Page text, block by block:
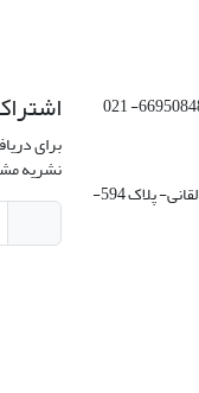
خیابان انقلاب- خیابان قدس- ابتدای خ طالقانی- پلاک 594-
برای
نشریه